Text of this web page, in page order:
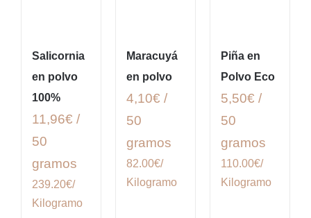
Salicornia
en polvo
100%
11,96€ /
50
gramos
239.20€/
Kilogramo
Maracuyá
en polvo
4,10€ /
50
gramos
82.00€/
Kilogramo
Piña en
Polvo Eco
5,50€ /
50
gramos
110.00€/
Kilogramo